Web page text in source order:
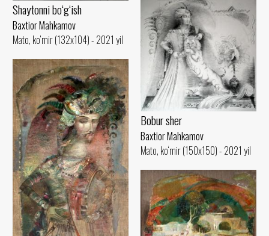
Shaytonni bo‘g‘ish
Baxtior Mahkamov
Mato, ko‘mir (132x104) - 2021 yil
Bobur sher
Baxtior Mahkamov
Mato, ko‘mir (150x150) - 2021 yil